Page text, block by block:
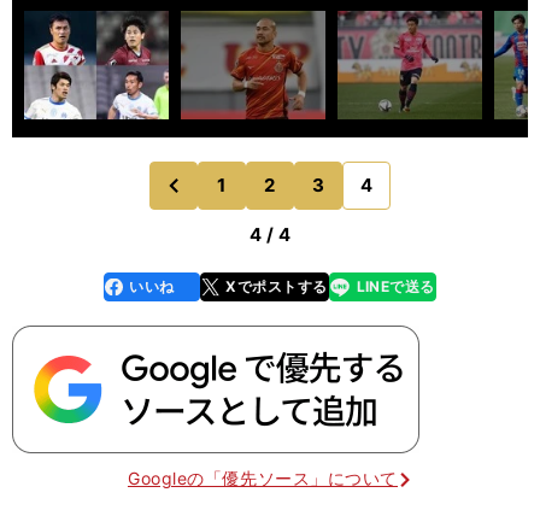
前
のページへ
1 2 3 4
4 / 4
faceboo
k
いいね Xでポストする
line LINEで送る
Googleの「優先ソース」について